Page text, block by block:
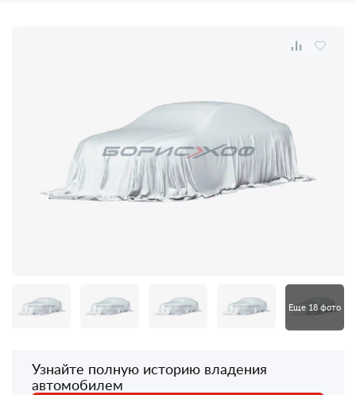
Еще 18 фото
Узнайте полную историю владения
автомобилем